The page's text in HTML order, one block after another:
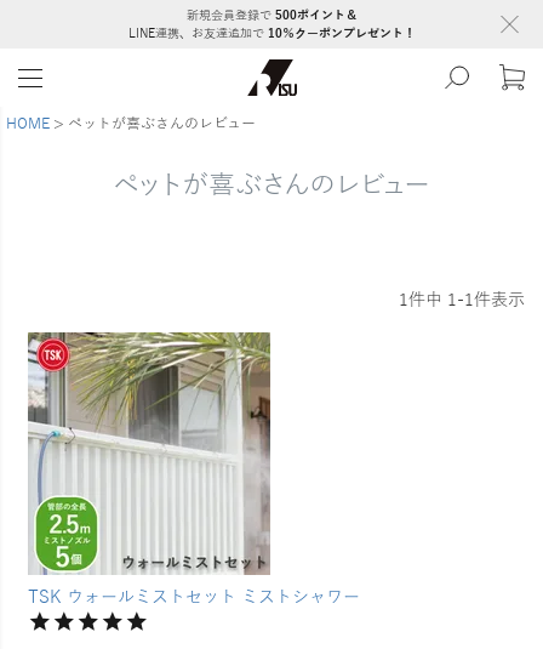
新規会員登録で 500ポイント＆
LINE連携、お友達追加で 10％クーポンプレゼント！
HOME ペットが喜ぶさんのレビュー
ペットが喜ぶさんのレビュー
1件中 1-1件表示
TSK ウォールミストセット ミストシャワー